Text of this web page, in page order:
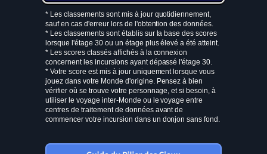
* Les classements sont mis à jour quotidiennement,
sauf en cas d'erreur lors de l'obtention des données.
* Les classements sont établis sur la base des scores
lorsque l'étage 30 ou un étage plus élevé a été atteint.
* Les scores classés affichés à la connexion
concernent les incursions ayant dépassé l'étage 30.
* Votre score est mis à jour uniquement lorsque vous
jouez dans votre Monde d'origine. Pensez à bien
vérifier où se trouve votre personnage, et si besoin, à
utiliser le voyage inter-Monde ou le voyage entre
centres de traitement de données avant de
commencer votre incursion dans un donjon sans fond.